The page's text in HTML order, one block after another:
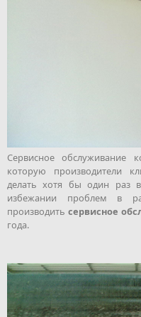
Сервисное
которую производители
делать хотя бы один раз
избежании проблем в
производитьсервисное
года.